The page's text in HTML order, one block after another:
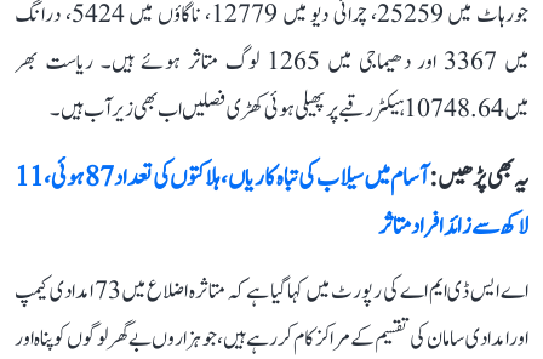
جورہاٹ میں 25259، چرائی دیو میں 12779، ناگاؤں میں 5424، درانگ
میں 3367 اور دھیماجی میں 1265 لوگ متاثر ہوئے ہیں۔ ریاست بھر
میں 10748.64 ہیکٹر رقبے پر پھیلی ہوئی کھڑی فصلیں اب بھی زیر آب ہیں۔
یہ بھی پڑھیں :
آسام میں سیلاب کی تباہ کاریاں، ہلاکتوں کی تعداد 87 ہوئی، 11
لاکھ سے زائد افراد متاثر
اے ایس ڈی ایم اے کی رپورٹ میں کہا گیا ہے کہ متاثرہ اضلاع میں 73 امدادی کیمپ
اور امدادی سامان کی تقسیم کے مراکز کام کر رہے ہیں، جو ہزاروں بے گھر لوگوں کو پناہ اور